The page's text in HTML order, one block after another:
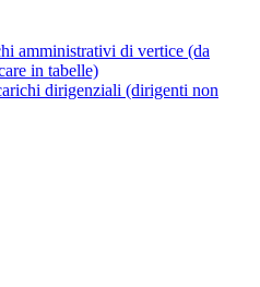
amministrativi di vertice (da
in tabelle)
dirigenziali (dirigenti non